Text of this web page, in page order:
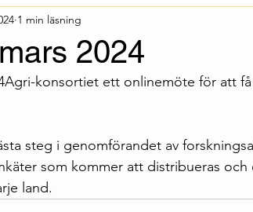
2024
1 min läsning
konsortiet ett onlinemöte för att
steg i genomförandet av
som kommer att distribueras och
land.